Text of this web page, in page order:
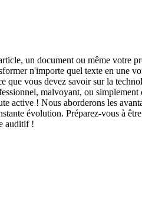
un document ou même votre
n'importe quel texte en une
vous devez savoir sur la
malvoyant, ou
active ! Nous aborderons les
évolution. Préparez-vous à
auditif !